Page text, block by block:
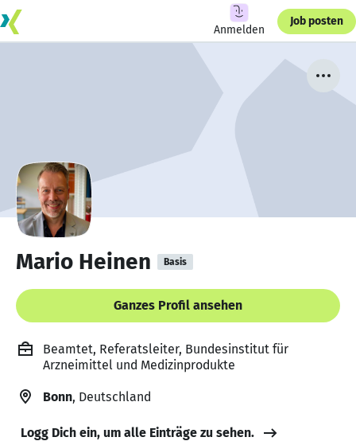
Anmelden
Job posten
Mario Heinen Basis
Ganzes Profil ansehen
Beamtet, Referatsleiter, Bundesinstitut für
Arzneimittel und Medizinprodukte
Bonn, Deutschland
Logg Dich ein, um alle Einträge zu sehen.